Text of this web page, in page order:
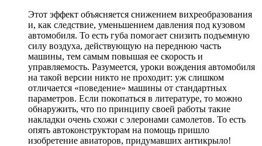
Этот эффект объясняется снижением вихреобразования
и, как следствие, уменьшением давления под кузовом
автомобиля. То есть губа помогает снизить подъемную
силу воздуха, действующую на переднюю часть
машины, тем самым повышая ее скорость и
управляемость. Разумеется, уроки вождения автомобиля
на такой версии никто не проходит: уж слишком
отличается «поведение» машины от стандартных
параметров. Если покопаться в литературе, то можно
обнаружить, что по принципу своей работы такие
накладки очень схожи с элеронами самолетов. То есть
опять автоконструкторам на помощь пришло
изобретение авиаторов, придумавших антикрыло!